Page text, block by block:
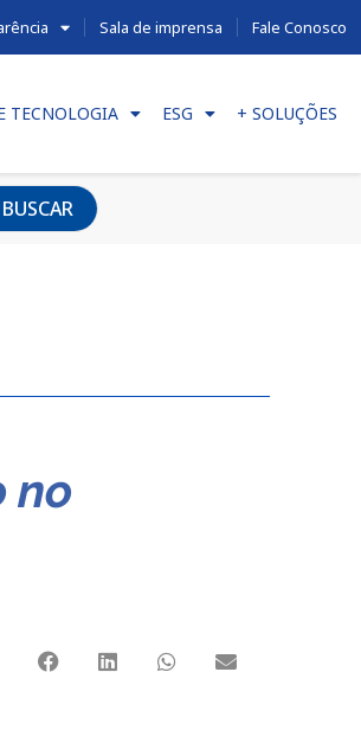
Sala de imprensa Fale Conosco
TECNOLOGIA ESG + SOLUÇÕES
BUSCAR
no